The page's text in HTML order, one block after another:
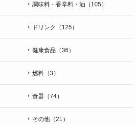
調味料・香辛料・油（105）
ドリンク（125）
健康食品（36）
燃料（3）
食器（74）
その他（21）